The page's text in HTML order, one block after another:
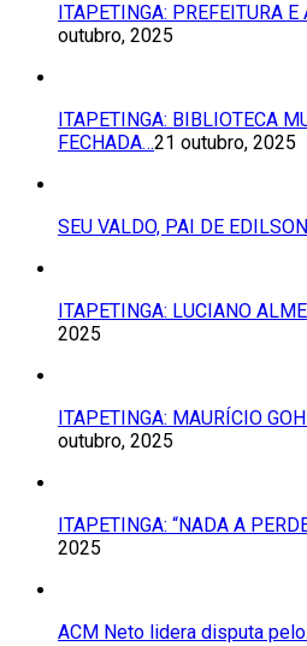
ITAPETINGA: PREFEITURA
outubro, 2025
ITAPETINGA: BIBLIOTECA
FECHADA…21 outubro, 2025
SEU VALDO, PAI DE
ITAPETINGA: LUCIANO
2025
ITAPETINGA: MAURÍCIO
outubro, 2025
ITAPETINGA: “NADA A
2025
ACM Neto lidera disputa